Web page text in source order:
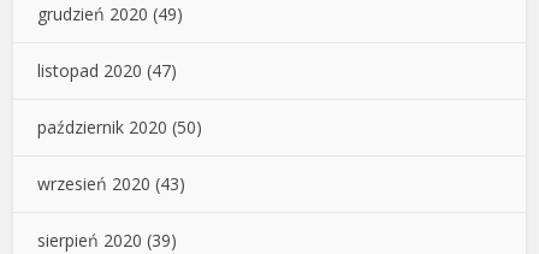
grudzień 2020 (49)
listopad 2020 (47)
październik 2020 (50)
wrzesień 2020 (43)
sierpień 2020 (39)